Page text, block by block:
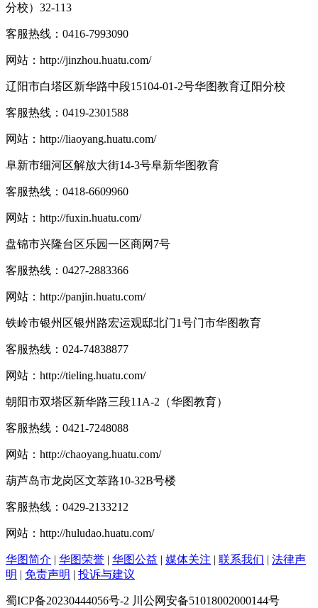
分校）32-113
客服热线： 0416-7993090
网站： http://jinzhou.huatu.com/
辽阳市白塔区新华路中段15104-01-2号华图教育辽阳分校
客服热线： 0419-2301588
网站： http://liaoyang.huatu.com/
阜新市细河区解放大街14-3号阜新华图教育
客服热线： 0418-6609960
网站： http://fuxin.huatu.com/
盘锦市兴隆台区乐园一区商网7号
客服热线： 0427-2883366
网站： http://panjin.huatu.com/
铁岭市银州区银州路宏运观邸北门1号门市华图教育
客服热线： 024-74838877
网站： http://tieling.huatu.com/
朝阳市双塔区新华路三段11A-2（华图教育）
客服热线： 0421-7248088
网站： http://chaoyang.huatu.com/
葫芦岛市龙岗区文萃路10-32B号楼
客服热线： 0429-2133212
网站： http://huludao.huatu.com/
华图简介 | 华图荣誉 | 华图公益 | 媒体关注 | 联系我们 | 法律声
明 | 免责声明 | 投诉与建议
蜀ICP备20230444056号-2 川公网安备51018002000144号